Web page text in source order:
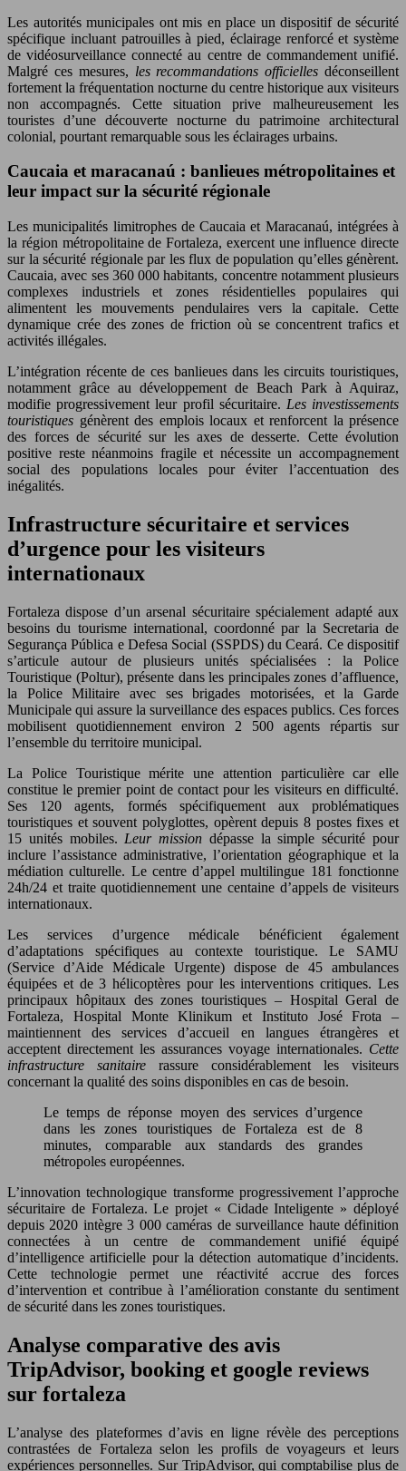
Les autorités municipales ont mis en place un dispositif de sécurité
spécifique incluant patrouilles à pied, éclairage renforcé et système
de vidéosurveillance connecté au centre de commandement unifié.
Malgré ces mesures, les recommandations officielles déconseillent
fortement la fréquentation nocturne du centre historique aux visiteurs
non accompagnés. Cette situation prive malheureusement les
touristes d’une découverte nocturne du patrimoine architectural
colonial, pourtant remarquable sous les éclairages urbains.
Caucaia et maracanaú : banlieues métropolitaines et
leur impact sur la sécurité régionale
Les municipalités limitrophes de Caucaia et Maracanaú, intégrées à
la région métropolitaine de Fortaleza, exercent une influence directe
sur la sécurité régionale par les flux de population qu’elles génèrent.
Caucaia, avec ses 360 000 habitants, concentre notamment plusieurs
complexes industriels et zones résidentielles populaires qui
alimentent les mouvements pendulaires vers la capitale. Cette
dynamique crée des zones de friction où se concentrent trafics et
activités illégales.
L’intégration récente de ces banlieues dans les circuits touristiques,
notamment grâce au développement de Beach Park à Aquiraz,
modifie progressivement leur profil sécuritaire. Les investissements
touristiques génèrent des emplois locaux et renforcent la présence
des forces de sécurité sur les axes de desserte. Cette évolution
positive reste néanmoins fragile et nécessite un accompagnement
social des populations locales pour éviter l’accentuation des
inégalités.
Infrastructure sécuritaire et services
d’urgence pour les visiteurs
internationaux
Fortaleza dispose d’un arsenal sécuritaire spécialement adapté aux
besoins du tourisme international, coordonné par la Secretaria de
Segurança Pública e Defesa Social (SSPDS) du Ceará. Ce dispositif
s’articule autour de plusieurs unités spécialisées : la Police
Touristique (Poltur), présente dans les principales zones d’affluence,
la Police Militaire avec ses brigades motorisées, et la Garde
Municipale qui assure la surveillance des espaces publics. Ces forces
mobilisent quotidiennement environ 2 500 agents répartis sur
l’ensemble du territoire municipal.
La Police Touristique mérite une attention particulière car elle
constitue le premier point de contact pour les visiteurs en difficulté.
Ses 120 agents, formés spécifiquement aux problématiques
touristiques et souvent polyglottes, opèrent depuis 8 postes fixes et
15 unités mobiles. Leur mission dépasse la simple sécurité pour
inclure l’assistance administrative, l’orientation géographique et la
médiation culturelle. Le centre d’appel multilingue 181 fonctionne
24h/24 et traite quotidiennement une centaine d’appels de visiteurs
internationaux.
Les services d’urgence médicale bénéficient également
d’adaptations spécifiques au contexte touristique. Le SAMU
(Service d’Aide Médicale Urgente) dispose de 45 ambulances
équipées et de 3 hélicoptères pour les interventions critiques. Les
principaux hôpitaux des zones touristiques – Hospital Geral de
Fortaleza, Hospital Monte Klinikum et Instituto José Frota –
maintiennent des services d’accueil en langues étrangères et
acceptent directement les assurances voyage internationales. Cette
infrastructure sanitaire rassure considérablement les visiteurs
concernant la qualité des soins disponibles en cas de besoin.
Le temps de réponse moyen des services d’urgence
dans les zones touristiques de Fortaleza est de 8
minutes, comparable aux standards des grandes
métropoles européennes.
L’innovation technologique transforme progressivement l’approche
sécuritaire de Fortaleza. Le projet « Cidade Inteligente » déployé
depuis 2020 intègre 3 000 caméras de surveillance haute définition
connectées à un centre de commandement unifié équipé
d’intelligence artificielle pour la détection automatique d’incidents.
Cette technologie permet une réactivité accrue des forces
d’intervention et contribue à l’amélioration constante du sentiment
de sécurité dans les zones touristiques.
Analyse comparative des avis
TripAdvisor, booking et google reviews
sur fortaleza
L’analyse des plateformes d’avis en ligne révèle des perceptions
contrastées de Fortaleza selon les profils de voyageurs et leurs
expériences personnelles. Sur TripAdvisor, qui comptabilise plus de